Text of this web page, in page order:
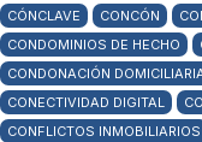
CÓNCLAVE
CONCÓN
CONDOMINIOS DE HECHO
CONDONACIÓN
CONECTIVIDAD DIGITAL
CONFLICTOS INMOBILIARIOS